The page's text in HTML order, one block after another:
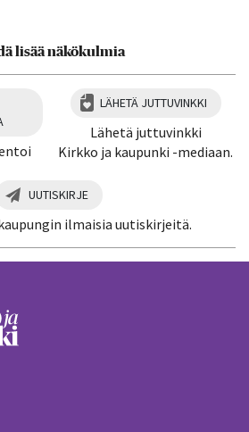
lisää näkökulmia
LÄHETÄ JUTTUVINKKI
Lähetä juttuvinkki
Kirkko ja kaupunki -mediaan.
UUTISKIRJE
ilmaisia uutiskirjeitä.